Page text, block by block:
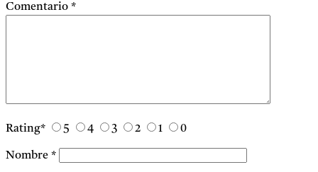
Comentario *
Rating* 5 4 3 2 1 0
Nombre *